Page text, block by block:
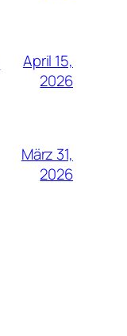
April 15,
2026
März 31,
2026